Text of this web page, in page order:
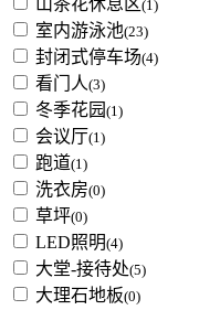
(1)
室内游泳池(23)
封闭式停车场(4)
看门人(3)
冬季花园 (1)
会议厅(1)
跑道(1)
洗衣房(0)
草坪(0)
LED照明(4)
大堂-接待处(5)
大理石地板(0)